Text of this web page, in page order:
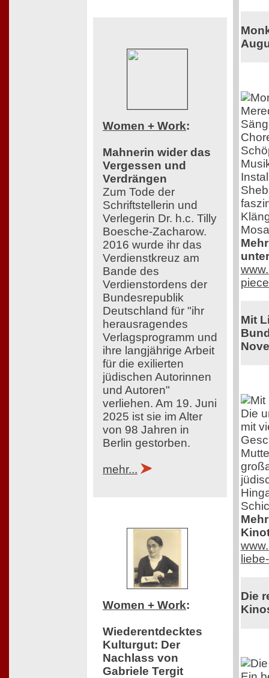
Women + Work:
Mahnerin wider das
Vergessen und
Verdrängen
Zum Tode der
Schriftstellerin und
Verlegerin Dr. h.c. Tilly
Boesche-Zacharow.
2016 wurde ihr das
Verdienstkreuz am
Bande des
Verdienstordens der
Bundesrepublik
Deutschland für "ihr
herausragendes
Verlagsprogramm und
ihre langjährige Arbeit
für die exilierten
jüdischen Autorinnen
und Autoren"
verliehen. Am 19. Juni
2025 ist sie im Alter
von 98 Jahren in
Berlin gestorben.
mehr...
Women + Work:
Wiederentdecktes
Kulturgut: Der
Nachlass von
Gabriele Tergit
Mit
Die
mit
Die